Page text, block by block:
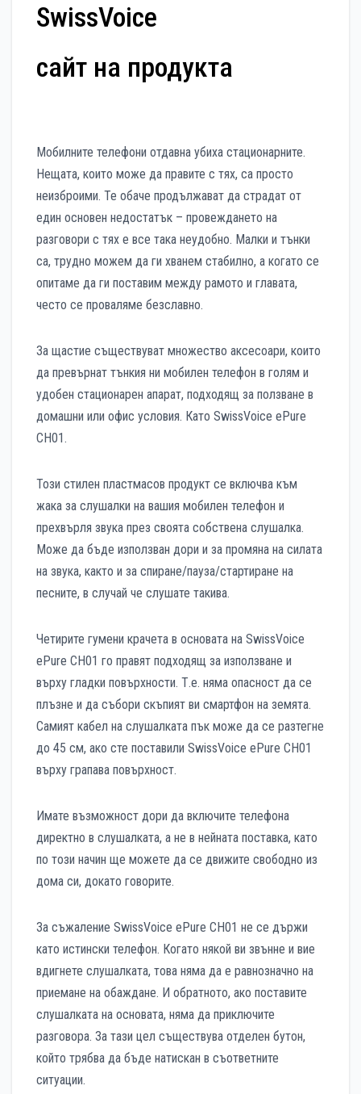
SwissVoice
сайт на продукта
Мобилните телефони отдавна убиха стационарните.
Нещата, които може да правите с тях, са просто
неизброими. Те обаче продължават да страдат от
един основен недостатък – провеждането на
разговори с тях е все така неудобно. Малки и тънки
са, трудно можем да ги хванем стабилно, а когато се
опитаме да ги поставим между рамото и главата,
често се проваляме безславно.
За щастие съществуват множество аксесоари, които
да превърнат тънкия ни мобилен телефон в голям и
удобен стационарен апарат, подходящ за ползване в
домашни или офис условия. Като SwissVoice ePure
CH01.
Този стилен пластмасов продукт се включва към
жака за слушалки на вашия мобилен телефон и
прехвърля звука през своята собствена слушалка.
Може да бъде използван дори и за промяна на силата
на звука, както и за спиране/пауза/стартиране на
песните, в случай че слушате такива.
Четирите гумени крачета в основата на SwissVoice
ePure CH01 го правят подходящ за използване и
върху гладки повърхности. Т.е. няма опасност да се
плъзне и да събори скъпият ви смартфон на земята.
Самият кабел на слушалката пък може да се разтегне
до 45 см, ако сте поставили SwissVoice ePure CH01
върху грапава повърхност.
Имате възможност дори да включите телефона
директно в слушалката, а не в нейната поставка, като
по този начин ще можете да се движите свободно из
дома си, докато говорите.
За съжаление SwissVoice ePure CH01 не се държи
като истински телефон. Когато някой ви звънне и вие
вдигнете слушалката, това няма да е равнозначно на
приемане на обаждане. И обратното, ако поставите
слушалката на основата, няма да приключите
разговора. За тази цел съществува отделен бутон,
който трябва да бъде натискан в съответните
ситуации.